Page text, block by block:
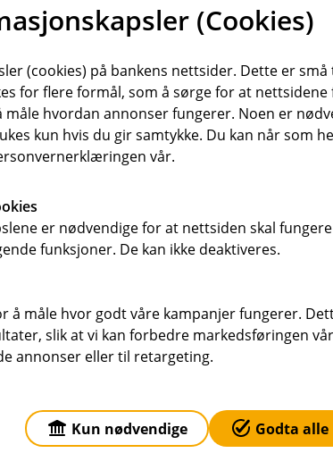
Ufør (pdf)
(Cookies)
(cookies) på bankens nettsider. Dette er
for flere formål, som å sørge for at
måle hvordan annonser fungerer. Noen er
kun hvis du gir samtykke. Du kan når som
vår.
er nødvendige for at nettsiden skal
funksjoner. De kan ikke deaktiveres.
å måle hvor godt våre kampanjer fungerer.
slik at vi kan forbedre markedsføringen
annonser eller til retargeting.
Kun nødvendige Godta alle